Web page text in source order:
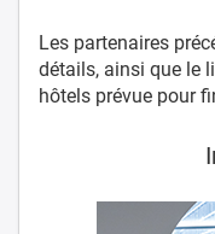
Les partenaires
détails, ainsi que le
hôtels prévue pour